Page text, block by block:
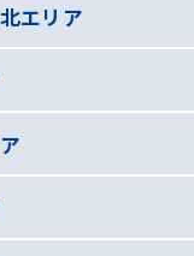
エリア